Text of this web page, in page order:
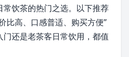
饮茶的热门之选。以下推荐
比高、口感普适、购买方便”
还是老茶客日常饮用，都值